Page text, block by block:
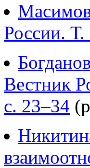
России. Т.
Вестник
с. 23–34